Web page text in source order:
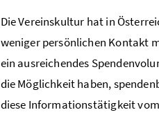
Die Vereinskultur hat in
weniger persönlichen Kontakt
ein ausreichendes
die Möglichkeit haben,
diese Informationstätigkeit